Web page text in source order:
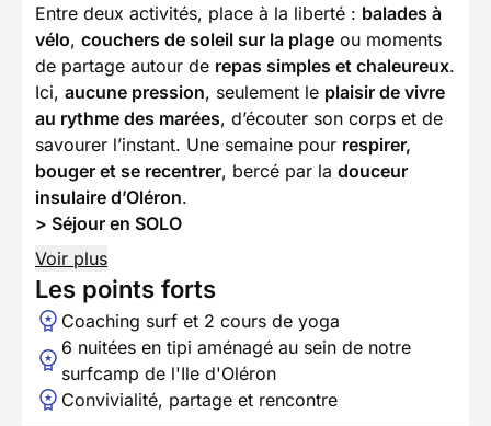
Entre deux activités, place à la liberté : balades à
vélo, couchers de soleil sur la plage ou moments
de partage autour de repas simples et chaleureux.
Ici, aucune pression, seulement le plaisir de vivre
au rythme des marées, d’écouter son corps et de
savourer l’instant. Une semaine pour respirer,
bouger et se recentrer, bercé par la douceur
insulaire d’Oléron.
> Séjour en SOLO
Voir plus
Les points forts
Coaching surf et 2 cours de yoga
6 nuitées en tipi aménagé au sein de notre
surfcamp de l'Ile d'Oléron
Convivialité, partage et rencontre